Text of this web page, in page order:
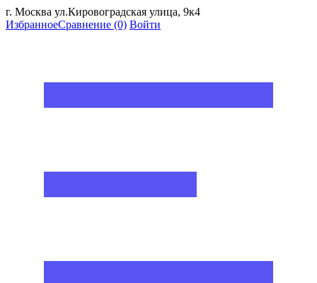
г. Москва ул.Кировоградская улица, 9к4
ИзбранноеСравнение (0) Войти